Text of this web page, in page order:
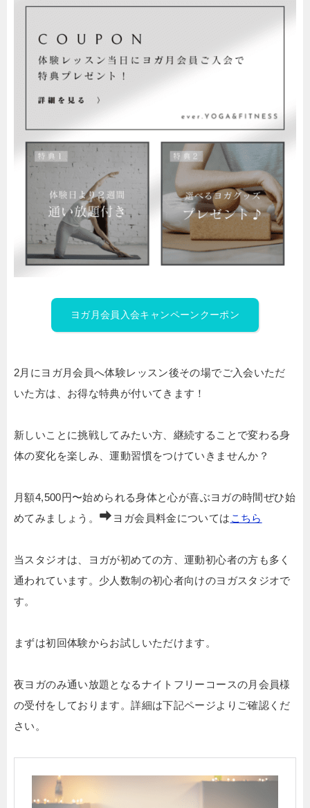
ヨガ月会員入会キャンペーンクーポン
2月にヨガ月会員へ体験レッスン後その場でご入会いただ
いた方は、お得な特典が付いてきます！
新しいことに挑戦してみたい方、継続することで変わる身
体の変化を楽しみ、運動習慣をつけていきませんか？
月額4,500円〜始められる身体と心が喜ぶヨガの時間ぜひ始
めてみましょう。
ヨガ会員料金については こちら
当スタジオは、ヨガが初めての方、運動初心者の方も多く
通われています。少人数制の初心者向けのヨガスタジオで
す。
まずは初回体験からお試しいただけます。
夜ヨガのみ通い放題となるナイトフリーコースの月会員様
の受付をしております。詳細は下記ページよりご確認くだ
さい。